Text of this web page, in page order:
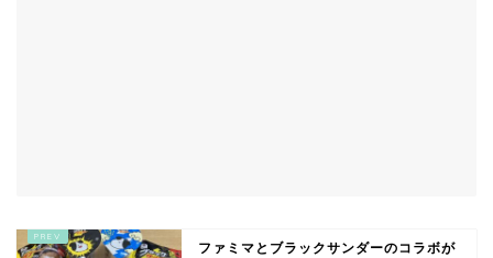
ファミマとブラックサンダーのコラボが